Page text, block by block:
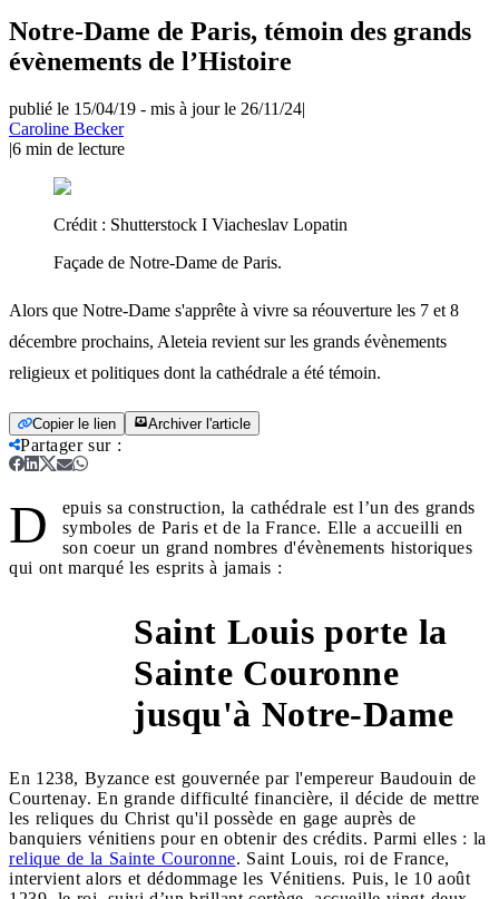
Notre-Dame de Paris, témoin des grands
évènements de l’Histoire
publié le 15/04/19 - mis à jour le 26/11/24|
Caroline Becker
|6 min de lecture
Crédit : Shutterstock I Viacheslav Lopatin
Façade de Notre-Dame de Paris.
Alors que Notre-Dame s'apprête à vivre sa réouverture les 7 et 8
décembre prochains, Aleteia revient sur les grands évènements
religieux et politiques dont la cathédrale a été témoin.
Copier le lien Archiver l'article
Partager sur:
D
epuis sa construction, la cathédrale est l’un des grands
symboles de Paris et de la France. Elle a accueilli en
son coeur un grand nombres d'évènements historiques
qui ont marqué les esprits à jamais :
Saint Louis porte la
Sainte Couronne
jusqu'à Notre-Dame
En 1238, Byzance est gouvernée par l'empereur Baudouin de
Courtenay. En grande difficulté financière, il décide de mettre
les reliques du Christ qu'il possède en gage auprès de
banquiers vénitiens pour en obtenir des crédits. Parmi elles : la
relique de la Sainte Couronne. Saint Louis, roi de France,
intervient alors et dédommage les Vénitiens. Puis, le 10 août